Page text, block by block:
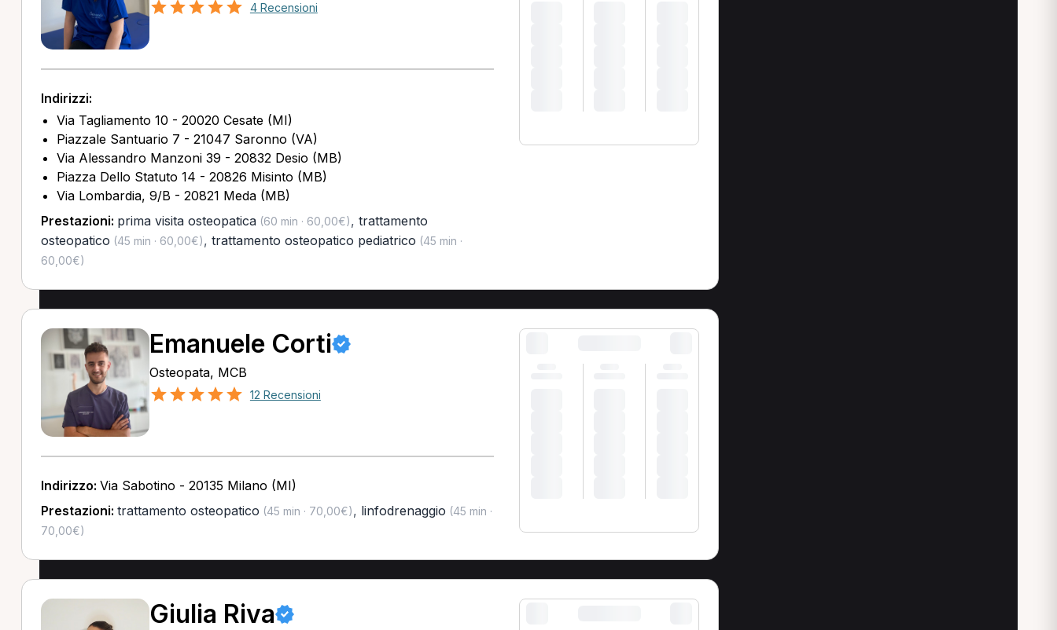
4 Recensioni
Indirizzi:
Via Tagliamento 10 - 20020 Cesate (MI)
Piazzale Santuario 7 - 21047 Saronno (VA)
Via Alessandro Manzoni 39 - 20832 Desio (MB)
Piazza Dello Statuto 14 - 20826 Misinto (MB)
Via Lombardia, 9/B - 20821 Meda (MB)
Prestazioni: prima visita osteopatica(60 min · 60,00€), trattamento
osteopatico (45 min · 60,00€), trattamento osteopatico pediatrico (45 min ·
60,00€)
Emanuele Corti
Osteopata, MCB
12 Recensioni
Indirizzo: Via Sabotino - 20135 Milano (MI)
Prestazioni: trattamento osteopatico (45 min · 70,00€), linfodrenaggio (45 min ·
70,00€)
Giulia Riva